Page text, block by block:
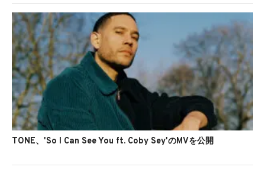
TONE、'So I Can See You ft. Coby Sey'のMVを公開